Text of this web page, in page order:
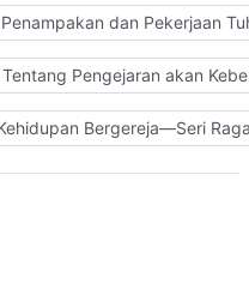
dan Pekerjaan
Pengejaran akan
Bergereja—Seri